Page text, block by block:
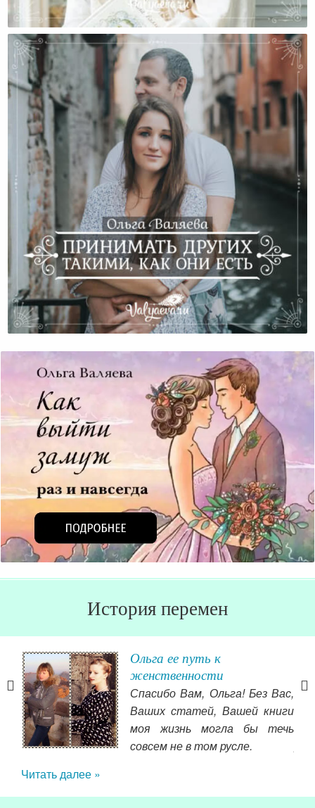
Напутствие
Принимать Других Такими, Как Они Есть
История перемен
и
Я
Ольга ее путь к
женственности
Спасибо Вам, Ольга! Без Вас,
Ваших статей, Вашей книги
моя жизнь могла бы течь
совсем не в том русле.
Читать далее »